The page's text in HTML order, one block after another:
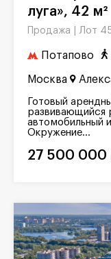
луга», 42 м²
Продажа | Лот
Потапово
Москва
Готовый
развивающийся
автомобильный
Окружение...
27 500 000